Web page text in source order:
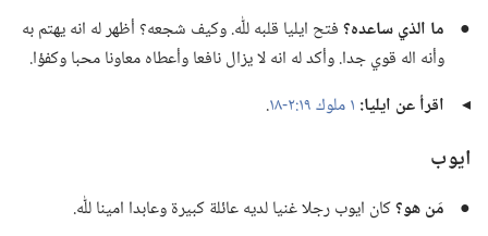
● ما الذي ساعده؟‏فتح ايليا قلبه للّٰه.‏ وكيف شجعه؟‏ أظهر له انه يهتم به
وأنه اله قوي جدا.‏ وأكد له انه لا يزال نافعا وأعطاه معاونا محبا وكفؤا.‏
◂
اقرأ عن ايليا:‏ ١ ملوك ١٩:‏٢-‏١٨ ‏.‏
ايوب
● مَن هو؟‏كان ايوب رجلا غنيا لديه عائلة كبيرة وعابدا امينا للّٰه.‏